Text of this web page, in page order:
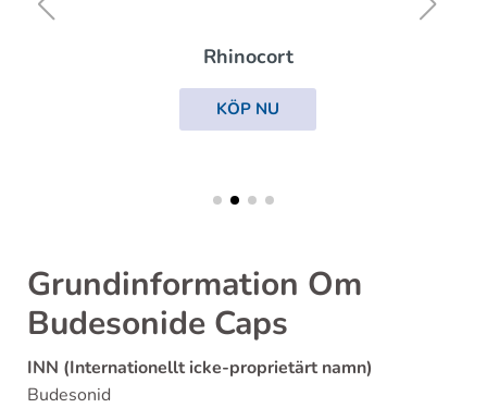
Rhinocort
KÖP NU
Grundinformation Om
Budesonide Caps
INN (Internationellt icke-proprietärt namn)
Budesonid